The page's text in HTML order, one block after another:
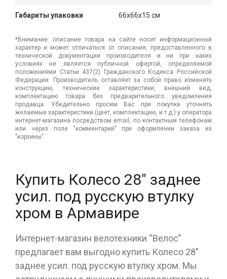
Габариты упаковки 66x66x15 см
*Внимание: описание товара на сайте носит информационный
характер и может отличаться от описания, предоставленного в
технической документации производителя и ни при каких
условиях не является публичной офертой, определяемой
положениями Статьи 437(2) Гражданского Кодекса Российской
Федерации. Производитель оставляет за собой право изменять
конструкцию, технические характеристики, внешний вид,
комплектацию товара без предварительного уведомления
продавца. Убедительно просим Вас при покупке уточнять
желаемые характеристики (цвет, комплектацию, и т.д.) у оператора
интернет-магазина посредством email, по контактным телефонам
или через поле "комментарий" при оформлении заказа из
"корзины".
Купить Колесо 28" заднее
усил. под русскую втулку
хром в Армавире
Интернет-магазин велотехники “Велос”
предлагает вам выгодно купить Колесо 28"
заднее усил. под русскую втулку хром. Мы